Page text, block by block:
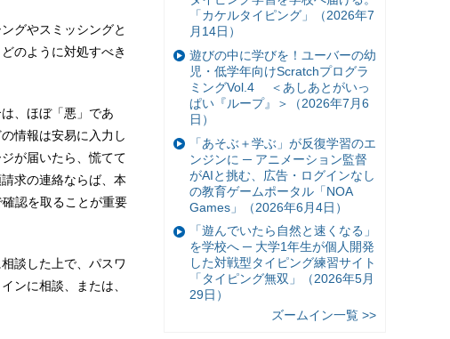
グやスミッシングと
のように対処すべき
、ほぼ「悪」であ
情報は安易に入力し
が届いたら、慌てて
求の連絡ならば、本
認を取ることが重要
談した上で、パスワ
ンに相談、または、
「カケルタイピング」（2026年7
月14日）
遊びの中に学びを！ユーバーの幼
児・低学年向けScratchプログラ
ミングVol.4 ＜あしあとがいっ
ぱい『ループ』＞（2026年7月6
日）
「あそぶ＋学ぶ」が反復学習のエ
ンジンに ─ アニメーション監督
がAIと挑む、広告・ログインなし
の教育ゲームポータル「NOA
Games」（2026年6月4日）
「遊んでいたら自然と速くなる」
を学校へ ─ 大学1年生が個人開発
した対戦型タイピング練習サイト
「タイピング無双」（2026年5月
29日）
ズームイン一覧 >>